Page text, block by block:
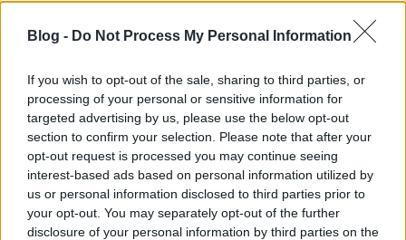
Blog - Do Not Process My Personal Information
If you wish to opt-out of the sale, sharing to third parties, or
processing of your personal or sensitive information for
targeted advertising by us, please use the below opt-out
section to confirm your selection. Please note that after your
opt-out request is processed you may continue seeing
interest-based ads based on personal information utilized by
us or personal information disclosed to third parties prior to
your opt-out. You may separately opt-out of the further
disclosure of your personal information by third parties on the
Készítettem egy egyszerű exceles kalkulátort, amiből
kiolvasható, hogy adott ütemű összteljesítmény növekedés és
adott év végi árfolyam mellett (feltételezve, hogy csak év
végén vesszük ki a pénzt egy összegben) mekkora haszonnal
kecsegtet a termelés.gépteljesítmény…..